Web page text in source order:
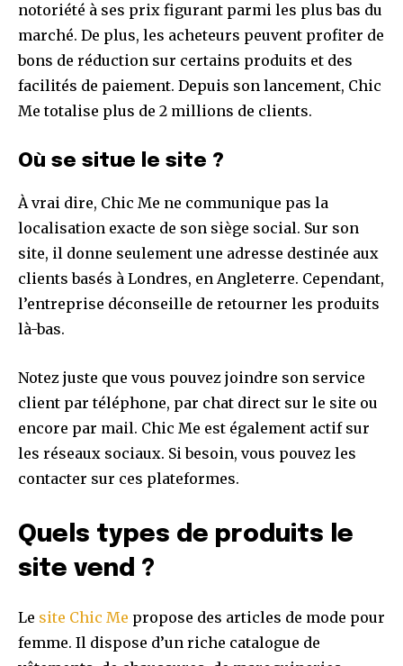
notoriété à ses prix figurant parmi les plus bas du
marché. De plus, les acheteurs peuvent profiter de
bons de réduction sur certains produits et des
facilités de paiement. Depuis son lancement, Chic
Me totalise plus de 2 millions de clients.
Où se situe le site ?
À vrai dire, Chic Me ne communique pas la
localisation exacte de son siège social. Sur son
site, il donne seulement une adresse destinée aux
clients basés à Londres, en Angleterre. Cependant,
l’entreprise déconseille de retourner les produits
là-bas.
Notez juste que vous pouvez joindre son service
client par téléphone, par chat direct sur le site ou
encore par mail. Chic Me est également actif sur
les réseaux sociaux. Si besoin, vous pouvez les
contacter sur ces plateformes.
Quels types de produits le
site vend ?
Le site Chic Me propose des articles de mode pour
femme. Il dispose d’un riche catalogue de